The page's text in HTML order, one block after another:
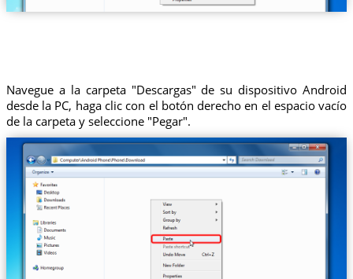
Navegue a la carpeta "Descargas" de su dispositivo Android
desde la PC, haga clic con el botón derecho en el espacio vacío
de la carpeta y seleccione "Pegar".